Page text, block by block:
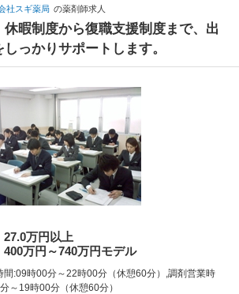
社スギ薬局 の薬剤師求人
休暇制度から復職支援制度まで、出
っかりサポートします。
27.0万円以上
400万円～740万円モデル
間:09時00分～22時00分（休憩60分）,調剤営業時
～19時00分（休憩60分）